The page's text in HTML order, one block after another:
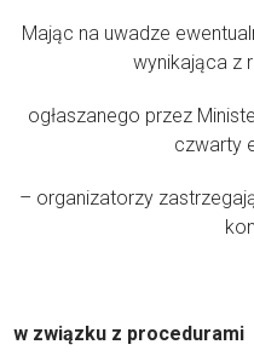
Mając na uwadze
wynikająca z
ogłaszanego przez
czwarty
– organizatorzy
w związku z